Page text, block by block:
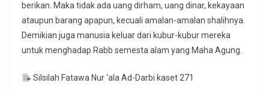
berikan. Maka tidak ada uang dirham, uang dinar, kekayaan
ataupun barang apapun, kecuali amalan-amalan shalihnya.
Demikian juga manusia keluar dari kubur-kubur mereka
untuk menghadap Rabb semesta alam yang Maha Agung.
Silsilah Fatawa Nur ‘ala Ad-Darbi kaset 271